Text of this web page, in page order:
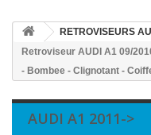
RETROVISEURS
Retroviseur AUDI A1 09/
- Bombee - Clignotant -
AUDI A1 2011->